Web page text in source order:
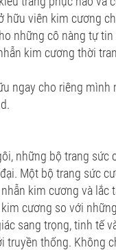
hữu viên kim cương
những cô nàng tự
kim cương thời
ngay cho riêng
những bộ trang
Một bộ trang sức
kim cương và
cương so với
sang trọng, tinh tế
truyền thống. Không